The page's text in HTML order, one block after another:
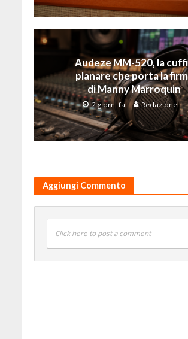
Audeze MM-520, la
planare che porta la
di Manny Marroquin
2 giorni fa Redazione
Aggiungi Commento
Click here to post a comment